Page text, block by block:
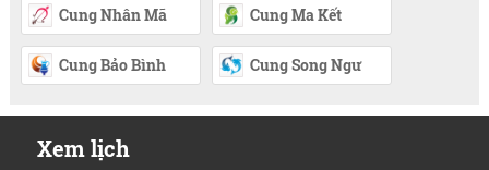
Cung Nhân Mã Cung Ma Kết
Cung Bảo Bình Cung Song Ngư
Xem lịch